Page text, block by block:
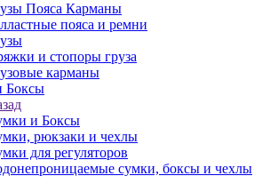
Пояса Карманы
пояса и ремни
и стопоры груза
карманы
Боксы
и Боксы
рюкзаки и чехлы
для регуляторов
сумки, боксы и чехлы